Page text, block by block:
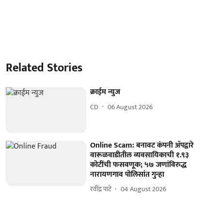
Related Stories
क्राईम न्युज
CD 06 August 2026
Online Scam: बनावट कंपनी ॲपद्वारे
वारूळवाडीतील व्यवसायिकाची १.९३
कोटींची फसवणूक; ५७ जणांविरुद्ध
नारायणगाव पोलिसांत गुन्हा
रवींद्र पाटे 04 August 2026